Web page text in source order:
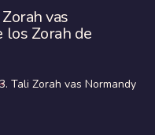
vas
los Zorah de
Tali Zorah vas Normandy